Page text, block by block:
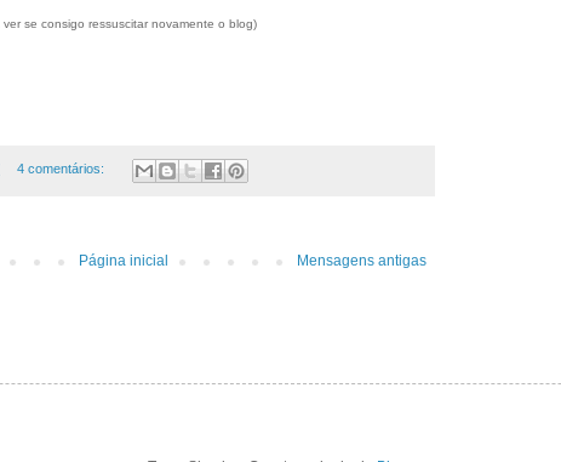
ver se consigo ressuscitar novamente o blog)
4 comentários:
Mensagens antigas
Página inicial